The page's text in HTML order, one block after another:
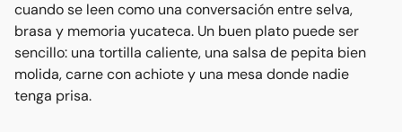
cuando se leen como una conversación entre selva,
brasa y memoria yucateca. Un buen plato puede ser
sencillo: una tortilla caliente, una salsa de pepita bien
molida, carne con achiote y una mesa donde nadie
tenga prisa.